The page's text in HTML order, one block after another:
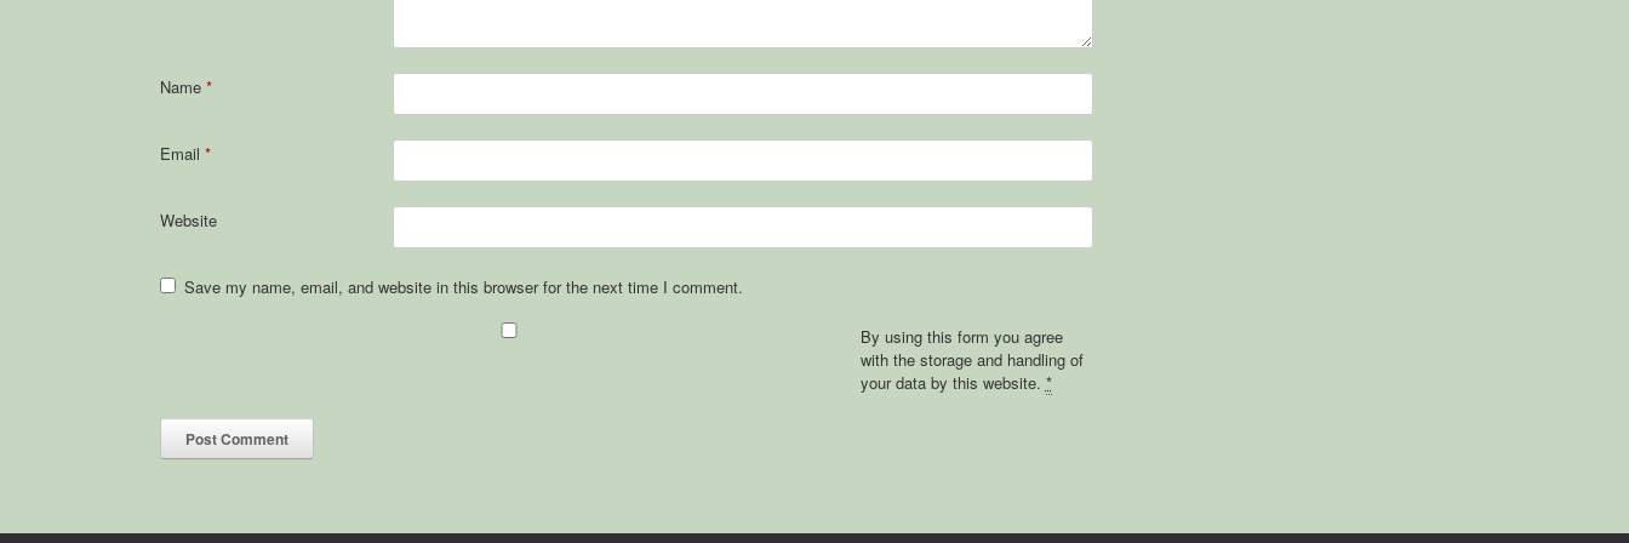
Name *
Email *
Website
Save my name, email, and website in this browser for the next time I comment.
By using this form you agree
with the storage and handling of
your data by this website. *